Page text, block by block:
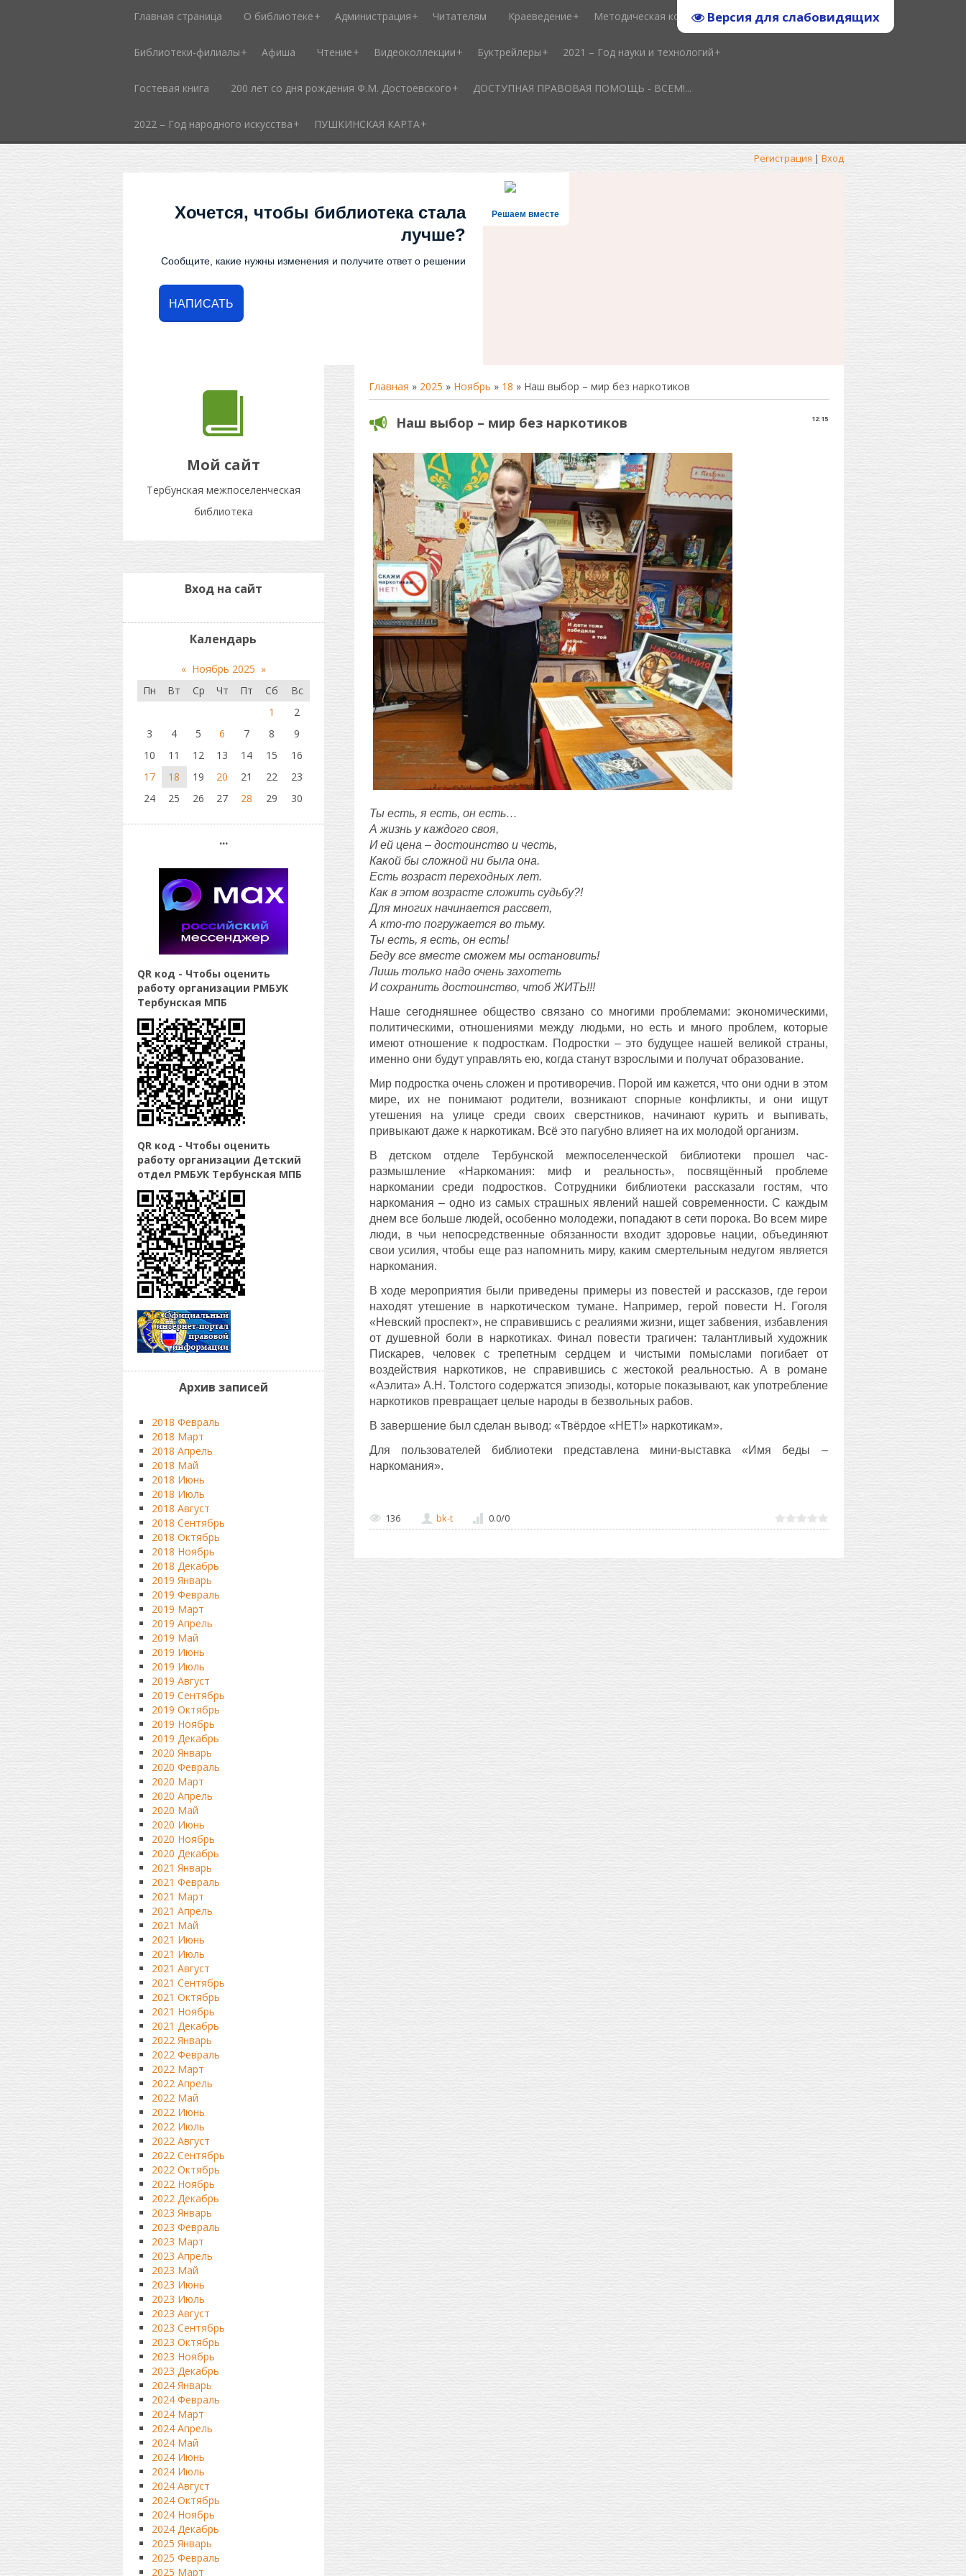
Версия для слабовидящих
Главная страница О библиотеке Администрация Читателям Краеведение Методическая копилка
Библиотеки-филиалы Афиша Чтение Видеоколлекции Буктрейлеры 2021 – Год науки и технологий
Гостевая книга 200 лет со дня рождения Ф.М. Достоевского ДОСТУПНАЯ ПРАВОВАЯ ПОМОЩЬ - ВСЕМ!...
2022 – Год народного искусства ПУШКИНСКАЯ КАРТА
Регистрация | Вход
Решаем вместе
Хочется, чтобы библиотека стала
лучше?
Сообщите, какие нужны изменения и получите ответ о решении
НАПИСАТЬ
Мой сайт
Тербунская межпоселенческая
библиотека
Главная » 2025 » Ноябрь » 18 » Наш выбор – мир без наркотиков
12:15
Наш выбор – мир без наркотиков
Ты есть, я есть, он есть…
А жизнь у каждого своя,
И ей цена – достоинство и честь,
Какой бы сложной ни была она.
Есть возраст переходных лет.
Как в этом возрасте сложить судьбу?!
Для многих начинается рассвет,
А кто-то погружается во тьму.
Ты есть, я есть, он есть!
Беду все вместе сможем мы остановить!
Лишь только надо очень захотеть
И сохранить достоинство, чтоб ЖИТЬ!!!
Наше сегодняшнее общество связано со многими проблемами: экономическими,
политическими, отношениями между людьми, но есть и много проблем, которые
имеют отношение к подросткам. Подростки – это будущее нашей великой страны,
именно они будут управлять ею, когда станут взрослыми и получат образование.
Мир подростка очень сложен и противоречив. Порой им кажется, что они одни в этом
мире, их не понимают родители, возникают спорные конфликты, и они ищут
утешения на улице среди своих сверстников, начинают курить и выпивать,
привыкают даже к наркотикам. Всё это пагубно влияет на их молодой организм.
В детском отделе Тербунской межпоселенческой библиотеки прошел час-
размышление «Наркомания: миф и реальность», посвящённый проблеме
наркомании среди подростков. Сотрудники библиотеки рассказали гостям, что
наркомания – одно из самых страшных явлений нашей современности. С каждым
днем все больше людей, особенно молодежи, попадают в сети порока. Во всем мире
люди, в чьи непосредственные обязанности входит здоровье нации, объединяют
свои усилия, чтобы еще раз напомнить миру, каким смертельным недугом является
наркомания.
В ходе мероприятия были приведены примеры из повестей и рассказов, где герои
находят утешение в наркотическом тумане. Например, герой повести Н. Гоголя
«Невский проспект», не справившись с реалиями жизни, ищет забвения, избавления
от душевной боли в наркотиках. Финал повести трагичен: талантливый художник
Пискарев, человек с трепетным сердцем и чистыми помыслами погибает от
воздействия наркотиков, не справившись с жестокой реальностью. А в романе
«Аэлита» А.Н. Толстого содержатся эпизоды, которые показывают, как употребление
наркотиков превращает целые народы в безвольных рабов.
В завершение был сделан вывод: «Твёрдое «НЕТ!» наркотикам».
Для пользователей библиотеки представлена мини-выставка «Имя беды –
наркомания».
136 bk-t 0.0/0
Вход на сайт
Календарь
« Ноябрь 2025 »
Пн
Вт Ср Чт Пт Сб
Вс
1
2
3
4 5 6 7 8
9
10
11 12 13 14 15
16
17
18 19 20 21 22
23
24
25 26 27 28 29 30
...
QR код - Чтобы оценить
работу организации РМБУК
Тербунская МПБ
QR код - Чтобы оценить
работу организации Детский
отдел РМБУК Тербунская МПБ
Архив записей
2018 Февраль
2018 Март
2018 Апрель
2018 Май
2018 Июнь
2018 Июль
2018 Август
2018 Сентябрь
2018 Октябрь
2018 Ноябрь
2018 Декабрь
2019 Январь
2019 Февраль
2019 Март
2019 Апрель
2019 Май
2019 Июнь
2019 Июль
2019 Август
2019 Сентябрь
2019 Октябрь
2019 Ноябрь
2019 Декабрь
2020 Январь
2020 Февраль
2020 Март
2020 Апрель
2020 Май
2020 Июнь
2020 Ноябрь
2020 Декабрь
2021 Январь
2021 Февраль
2021 Март
2021 Апрель
2021 Май
2021 Июнь
2021 Июль
2021 Август
2021 Сентябрь
2021 Октябрь
2021 Ноябрь
2021 Декабрь
2022 Январь
2022 Февраль
2022 Март
2022 Апрель
2022 Май
2022 Июнь
2022 Июль
2022 Август
2022 Сентябрь
2022 Октябрь
2022 Ноябрь
2022 Декабрь
2023 Январь
2023 Февраль
2023 Март
2023 Апрель
2023 Май
2023 Июнь
2023 Июль
2023 Август
2023 Сентябрь
2023 Октябрь
2023 Ноябрь
2023 Декабрь
2024 Январь
2024 Февраль
2024 Март
2024 Апрель
2024 Май
2024 Июнь
2024 Июль
2024 Август
2024 Октябрь
2024 Ноябрь
2024 Декабрь
2025 Январь
2025 Февраль
2025 Март